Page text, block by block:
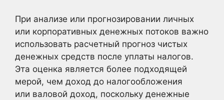
При анализе или прогнозировании личных
или корпоративных денежных потоков важно
использовать расчетный прогноз чистых
денежных средств после уплаты налогов.
Эта оценка является более подходящей
мерой, чем доход до налогообложения
или валовой доход, поскольку денежные